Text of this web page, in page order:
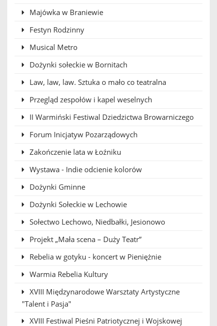
Majówka w Braniewie
Festyn Rodzinny
Musical Metro
Dożynki sołeckie w Bornitach
Law, law, law. Sztuka o mało co teatralna
Przegląd zespołów i kapel weselnych
II Warmiński Festiwal Dziedzictwa Browarniczego
Forum Inicjatyw Pozarządowych
Zakończenie lata w Łoźniku
Wystawa - Indie odcienie kolorów
Dożynki Gminne
Dożynki Sołeckie w Lechowie
Sołectwo Lechowo, Niedbałki, Jesionowo
Projekt „Mała scena – Duży Teatr”
Rebelia w gotyku - koncert w Pieniężnie
Warmia Rebelia Kultury
XVIII Międzynarodowe Warsztaty Artystyczne
"Talent i Pasja"
XVIII Festiwal Pieśni Patriotycznej i Wojskowej